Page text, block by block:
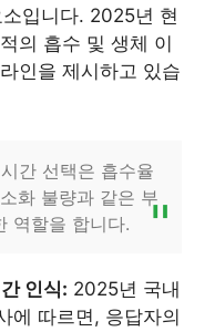
입니다. 2025년 현
의 흡수 및 생체 이
인을 제시하고 있습
간 선택은 흡수율
화 불량과 같은 부
역할을 합니다.
인식: 2025년 국내
에 따르면, 응답자의